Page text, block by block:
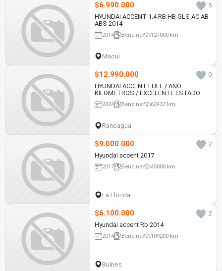
$6.990.000
5
HYUNDAI ACCENT 1.4 RB HB GLS AC AB
ABS 2014
2014 Bencina 127000 km
Macul
$12.990.000
0
HYUNDAI ACCENT FULL / AÑO
KILOMETROS / EXCELENTE ESTADO
2024 Bencina 62437 km
Rancagua
$9.000.000
2
Hyundai accent 2017
2017 Bencina 45000 km
La Florida
$6.100.000
2
Hyundai accent Rb 2014
2014 Bencina 109200 km
Bulnes